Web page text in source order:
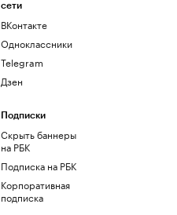
сети
ВКонтакте
Одноклассники
Telegram
Дзен
Подписки
Скрыть баннеры
на РБК
Подписка на РБК
Корпоративная
подписка